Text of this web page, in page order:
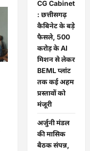
CG Cabinet
: छत्तीसगढ़
कैबिनेट के बड़े
फैसले, 500
करोड़ के AI
मिशन से लेकर
BEML प्लांट
तक कई अहम
प्रस्तावों को
मंजूरी
अर्जुनी मंडल
की मासिक
बैठक संपन्न,